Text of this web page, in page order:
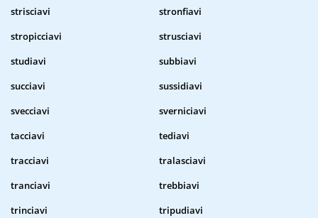
strisciavi
stronfiavi
stropicciavi
strusciavi
studiavi
subbiavi
succiavi
sussidiavi
svecciavi
sverniciavi
tacciavi
tediavi
tracciavi
tralasciavi
tranciavi
trebbiavi
trinciavi
tripudiavi